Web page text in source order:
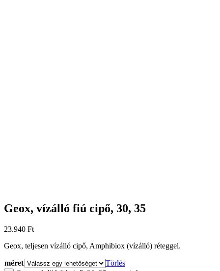
Geox, vízálló fiú cipő, 30, 35
23.940 Ft
Geox, teljesen vízálló cipő, Amphibiox (vízálló) réteggel.
méret Törlés